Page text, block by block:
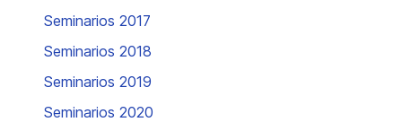
Seminarios 2017
Seminarios 2018
Seminarios 2019
Seminarios 2020